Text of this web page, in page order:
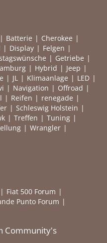
Batterie
Cherokee
Display
Felgen
Getriebe
Hybrid
Jeep
JL Klimaanlage
LED
Navigation
Offroad
Reifen
renegade
Schleswig Holstein
Treffen
Tuning
Wrangler
Fiat 500 Forum
Punto Forum
Community's